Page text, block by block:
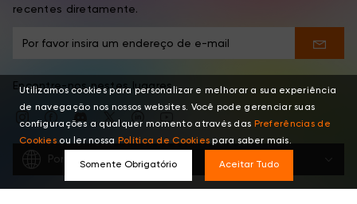
recentes diretamente.
Encontre-nos nestes lugares
Português
Utilizamos cookies para personalizar e melhorar a sua experiência
de navegação nos nossos websites. Você pode gerenciar suas
configurações a qualquer momento através das Preferências de
Cookiesou ler nossa Política de Cookies para saber mais.
Somente Obrigatório Aceitar Tudo